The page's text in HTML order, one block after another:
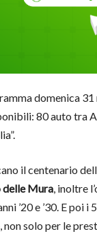
domenica
80 auto tra
il centenario
Mura, inoltre
’20 e ’30. E poi i
solo per le